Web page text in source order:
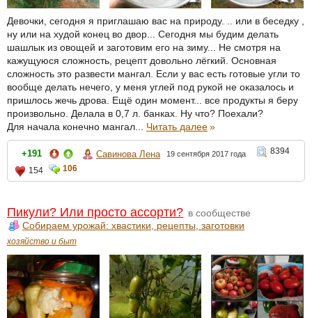
Девочки, сегодня я приглашаю вас на природу. .. или в беседку ,
ну или на худой конец во двор... Сегодня мы будим делать
шашлык из овощей и заготовим его на зиму... Не смотря на
кажущуюся сложность, рецепт довольно лёгкий. Основная
сложность это развести мангал. Если у вас есть готовые угли то
вообще делать нечего, у меня углей под рукой не оказалось и
пришлось жечь дрова. Ещё один момент... все продукты я беру
произвольно. Делала в 0,7 л. банках. Ну что? Поехали?
Для начала конечно мангал... Читать далее»
+191 Савинова Лена 19 сентября 2017 года
8394
154
106
Пикули? Или просто ассорти? в сообществе
Собираем урожай: хвастики, рецепты, заготовки
хозяйство и быт